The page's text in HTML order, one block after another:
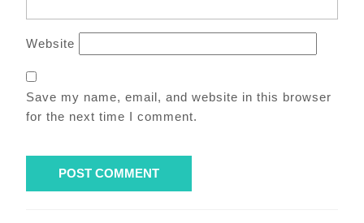
Website
Save my name, email, and website in this browser
for the next time I comment.